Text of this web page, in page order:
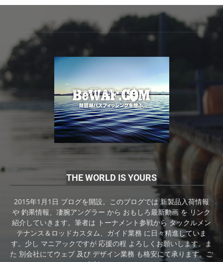
THE WORLD IS YOURS
2015年1月1日 ブログを開設。このブログでは 新製品入荷情報
や 釣果情報、凄腕アングラー から おもしろ最新動画 を リンク
紹介していきます。筆者は トーナメント参戦から タックルメン
テナンス＆ロッドカスタム、ガイド業務 に日々精進していま
す。少し マニアックですが 応援の程 よろしくお願いします。ま
た 別会社にてウェブ 及び デザイン業務 も格安にて承ります。ご